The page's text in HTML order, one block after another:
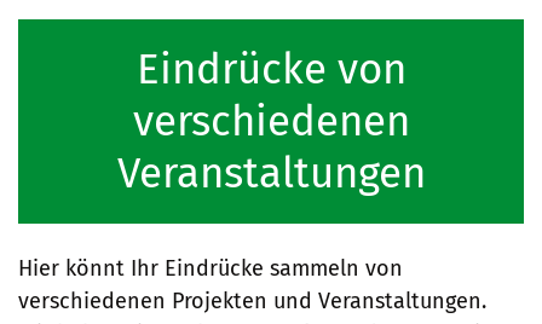
Eindrücke von
verschiedenen
Veranstaltungen
Hier könnt Ihr Eindrücke sammeln von
verschiedenen Projekten und Veranstaltungen.